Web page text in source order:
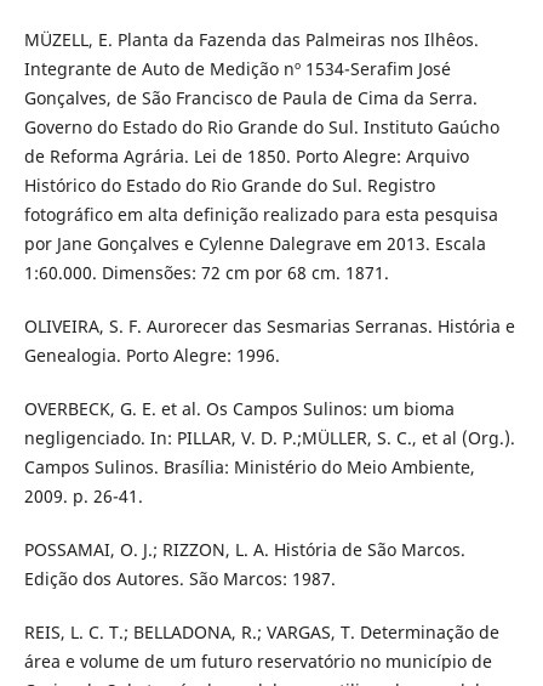
MÜZELL, E. Planta da Fazenda das Palmeiras nos Ilhêos.
Integrante de Auto de Medição nº 1534-Serafim José
Gonçalves, de São Francisco de Paula de Cima da Serra.
Governo do Estado do Rio Grande do Sul. Instituto Gaúcho
de Reforma Agrária. Lei de 1850. Porto Alegre: Arquivo
Histórico do Estado do Rio Grande do Sul. Registro
fotográfico em alta definição realizado para esta pesquisa
por Jane Gonçalves e Cylenne Dalegrave em 2013. Escala
1:60.000. Dimensões: 72 cm por 68 cm. 1871.
OLIVEIRA, S. F. Aurorecer das Sesmarias Serranas. História e
Genealogia. Porto Alegre: 1996.
OVERBECK, G. E. et al. Os Campos Sulinos: um bioma
negligenciado. In: PILLAR, V. D. P.;MÜLLER, S. C., et al (Org.).
Campos Sulinos. Brasília: Ministério do Meio Ambiente,
2009. p. 26-41.
POSSAMAI, O. J.; RIZZON, L. A. História de São Marcos.
Edição dos Autores. São Marcos: 1987.
REIS, L. C. T.; BELLADONA, R.; VARGAS, T. Determinação de
área e volume de um futuro reservatório no município de